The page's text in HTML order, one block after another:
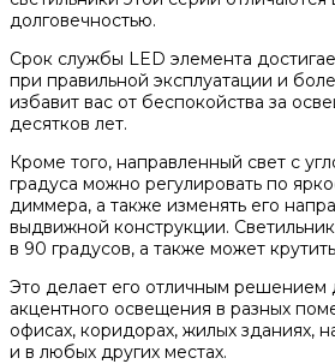
долговечностью.
Срок службы LED элемента
при правильной эксплуатации и
избавит вас от беспокойства за
десятков лет.
Кроме того, направленный свет с
градуса можно регулировать по
диммера, а также изменять его
выдвижной конструкции.
в 90 градусов, а также может
Это делает его отличным решением
акцентного освещения в разных
офисах, коридорах, жилых зданиях,
и в любых других местах.